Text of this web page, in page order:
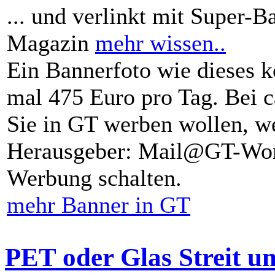
... und verlinkt mit Super-
Magazin mehr wissen..
Ein Bannerfoto wie dieses
mal 475 Euro pro Tag. Bei
Sie in GT werben wollen,
Herausgeber: Mail@GT-
Werbung schalten.
mehr Banner in GT
PET oder Glas Streit